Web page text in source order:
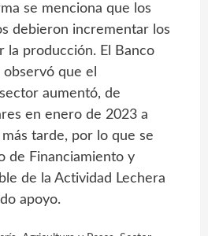
se menciona que los
debieron incrementar los
la producción. El Banco
que el
aumentó, de
en enero de 2023 a
tarde, por lo que se
de Financiamiento y
de la Actividad Lechera
apoyo.